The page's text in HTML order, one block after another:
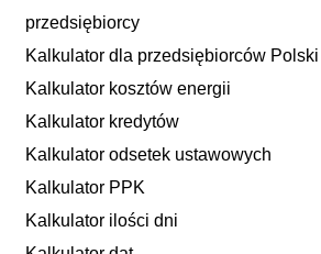
przedsiębiorcy
Kalkulator dla przedsiębiorców Polski
Kalkulator kosztów energii
Kalkulator kredytów
Kalkulator odsetek ustawowych
Kalkulator PPK
Kalkulator ilości dni